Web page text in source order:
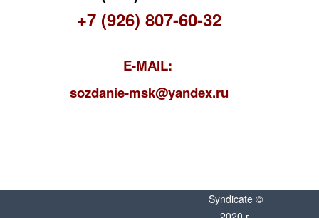
+7 (926) 807-60-32
E-MAIL:
sozdanie-msk@yandex.ru
Syndicate ©